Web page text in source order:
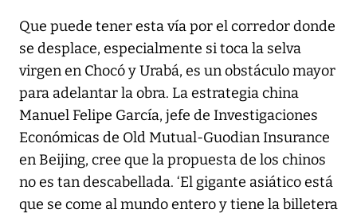
Que puede tener esta vía por el corredor donde
se desplace, especialmente si toca la selva
virgen en Chocó y Urabá, es un obstáculo mayor
para adelantar la obra. La estrategia china
Manuel Felipe García, jefe de Investigaciones
Económicas de Old Mutual-Guodian Insurance
en Beijing, cree que la propuesta de los chinos
no es tan descabellada. ‘El gigante asiático está
que se come al mundo entero y tiene la billetera